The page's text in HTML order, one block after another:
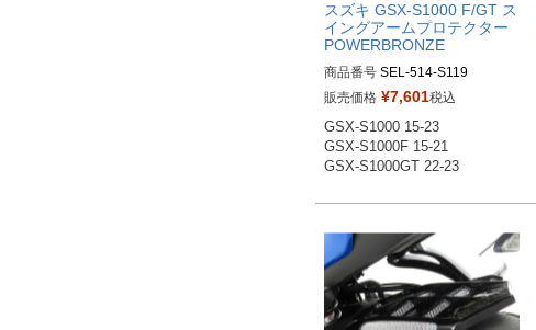
スズキ GSX-S1000 F/GT ス
イングアームプロテクター
POWERBRONZE
商品番号 SEL-514-S119
514-S119-003：ブラック
514-S119-006：イエロー
514-S119-007：アンバー
514-S119-008：ブルー
販売価格 ¥7,601税込
GSX-S1000 15-23
GSX-S1000F 15-21
GSX-S1000GT 22-23